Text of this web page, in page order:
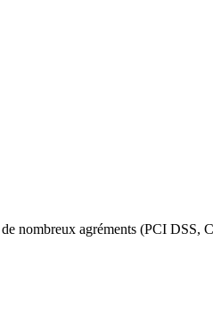
de nombreux agréments (PCI